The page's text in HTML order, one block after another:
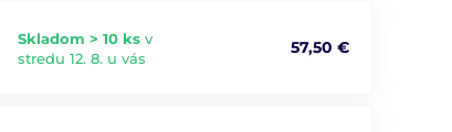
Skladom > 10 ks v
stredu 12. 8. u vás
57,50 €